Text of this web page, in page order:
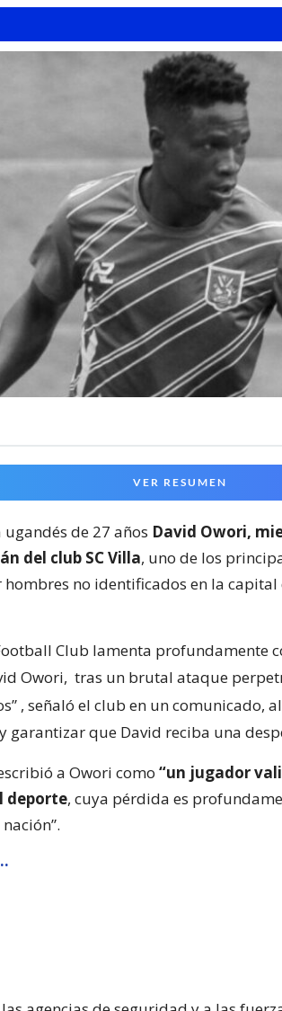
VER RESUMEN
de 27 años David Owori,
del club SC Villa, uno de los
no identificados en la
Club lamenta profundamente
Owori, tras un brutal ataque
, señaló el club en un comunicado,
garantizar que David reciba una
a Owori como “un jugador
deporte, cuya pérdida es